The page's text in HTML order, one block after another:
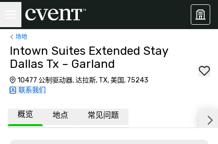
场地
Intown Suites Extended Stay
Dallas Tx – Garland
10477 公制驱动器, 达拉斯, TX, 美国, 75243
联系我们
概览 地点 常见问题